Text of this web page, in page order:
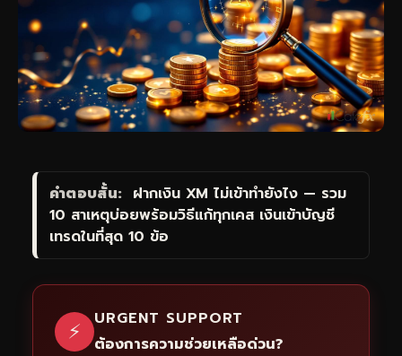
คำตอบสั้น: ฝากเงิน XM ไม่เข้าทำยังไง — รวม
10 สาเหตุบ่อยพร้อมวิธีแก้ทุกเคส เงินเข้าบัญชี
เทรดในที่สุด 10 ข้อ
⚡
URGENT SUPPORT
ต้องการความช่วยเหลือด่วน?